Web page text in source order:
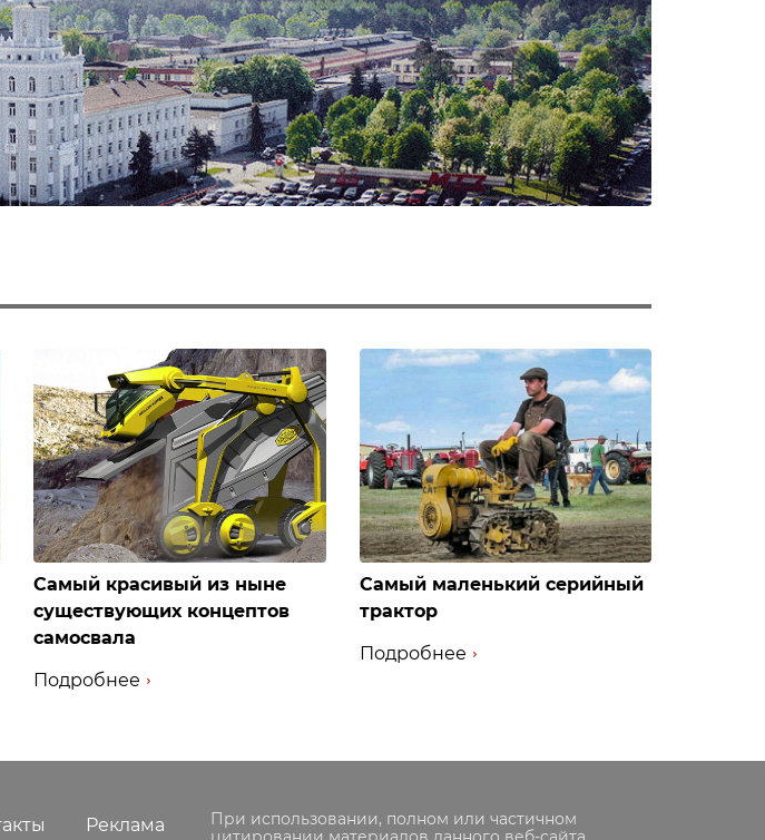
Самый красивый из ныне
существующих концептов
самосвала
Подробнее
Самый маленький серийный
трактор
Подробнее
Реклама
При использовании, полном или частичном